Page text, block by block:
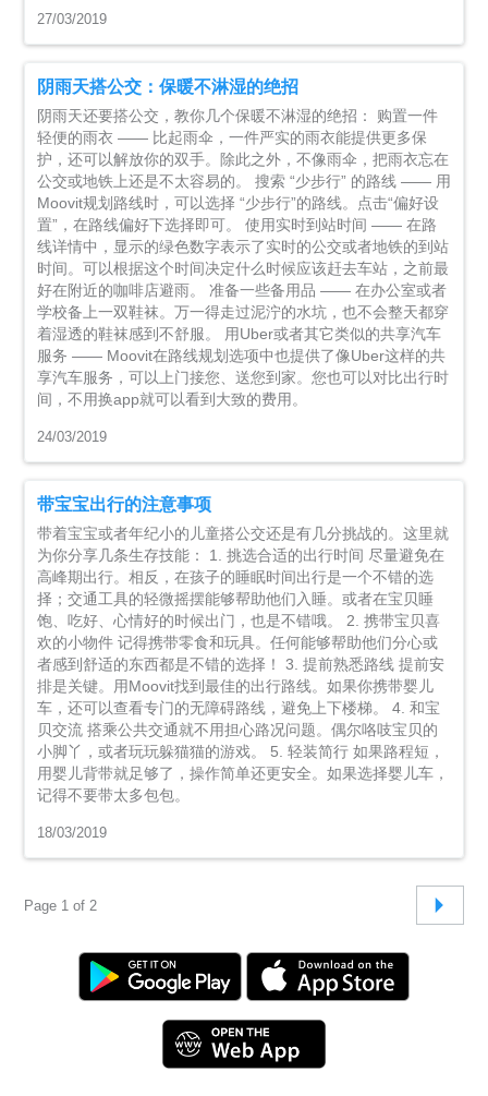
27/03/2019
阴雨天搭公交：保暖不淋湿的绝招
阴雨天还要搭公交，教你几个保暖不淋湿的绝招： 购置一件
轻便的雨衣 —— 比起雨伞，一件严实的雨衣能提供更多保
护，还可以解放你的双手。除此之外，不像雨伞，把雨衣忘在
公交或地铁上还是不太容易的。 搜索 “少步行” 的路线 —— 用
Moovit规划路线时，可以选择 “少步行”的路线。点击“偏好设
置”，在路线偏好下选择即可。 使用实时到站时间 —— 在路
线详情中，显示的绿色数字表示了实时的公交或者地铁的到站
时间。可以根据这个时间决定什么时候应该赶去车站，之前最
好在附近的咖啡店避雨。 准备一些备用品 —— 在办公室或者
学校备上一双鞋袜。万一得走过泥泞的水坑，也不会整天都穿
着湿透的鞋袜感到不舒服。 用Uber或者其它类似的共享汽车
服务 —— Moovit在路线规划选项中也提供了像Uber这样的共
享汽车服务，可以上门接您、送您到家。您也可以对比出行时
间，不用换app就可以看到大致的费用。
24/03/2019
带宝宝出行的注意事项
带着宝宝或者年纪小的儿童搭公交还是有几分挑战的。这里就
为你分享几条生存技能： 1. 挑选合适的出行时间 尽量避免在
高峰期出行。相反，在孩子的睡眠时间出行是一个不错的选
择；交通工具的轻微摇摆能够帮助他们入睡。或者在宝贝睡
饱、吃好、心情好的时候出门，也是不错哦。 2. 携带宝贝喜
欢的小物件 记得携带零食和玩具。任何能够帮助他们分心或
者感到舒适的东西都是不错的选择！ 3. 提前熟悉路线 提前安
排是关键。用Moovit找到最佳的出行路线。如果你携带婴儿
车，还可以查看专门的无障碍路线，避免上下楼梯。 4. 和宝
贝交流 搭乘公共交通就不用担心路况问题。偶尔咯吱宝贝的
小脚丫，或者玩玩躲猫猫的游戏。 5. 轻装简行 如果路程短，
用婴儿背带就足够了，操作简单还更安全。如果选择婴儿车，
记得不要带太多包包。
18/03/2019
Page 1 of 2